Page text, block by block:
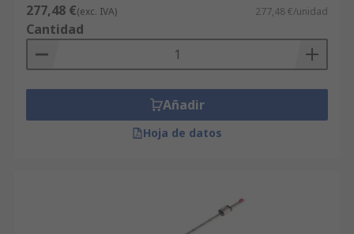
277,48 €(exc. IVA) 277,48 €/unidad
Cantidad
Añadir
Hoja de datos